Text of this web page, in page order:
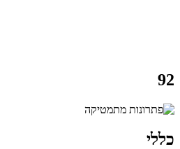
92
כללי